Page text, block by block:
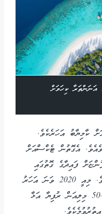
އަނަންތަރާ ކިހަވަށް
ކާމިޔާބު އަހަރެކެވެ.
އެގޮތުން ޓެކްސްއަށް
އެކުންފުންޏަށް ފައިދާގެ ގޮތުގައި
211.8 މިލިއަން ރުފިޔާ ލިބިފައިވެއެވެ. މިއީ 2020 ވަނަ އަހަރު
ލިބުނު ފައިދާގެ އަދަދު ކަމުގައިވާ 50.8 މިލިއަން ރުފިޔާ އަޅާ